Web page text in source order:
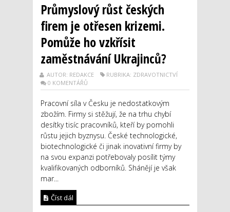
Průmyslový růst českých
firem je otřesen krizemi.
Pomůže ho vzkřísit
zaměstnávání Ukrajinců?
AUTOR: REDAKCE
RUBRIKA: ZDRAVOTNICTVÍ
0 KOMENTÁŘŮ
Pracovní síla v Česku je nedostatkovým
zbožím. Firmy si stěžují, že na trhu chybí
desítky tisíc pracovníků, kteří by pomohli
růstu jejich byznysu. České technologické,
biotechnologické či jinak inovativní firmy by
na svou expanzi potřebovaly posílit týmy
kvalifikovaných odborníků. Shánějí je však
mar...
Číst dál